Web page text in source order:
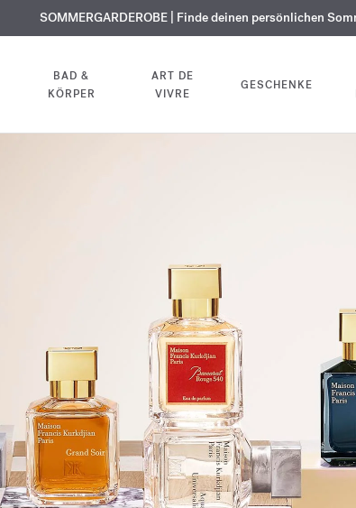
EXKLUSIV | Erhalten Sie OUDvelvet moodin Ihrer
KOSTENLOSE GRAVUR | Auf alle Düfte und Körperöle bis
SOMMERGARDEROBE | Finde deinen persönlichen
BAD &
KÖRPER
ART DE
VIVRE
GESCHENKE